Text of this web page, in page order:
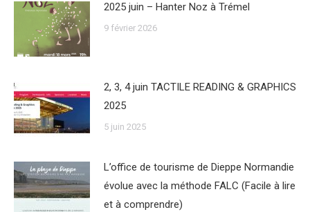
2025 juin – Hanter Noz à Trémel
9 février 2026
2, 3, 4 juin TACTILE READING & GRAPHICS
2025
5 juin 2025
L’office de tourisme de Dieppe Normandie
évolue avec la méthode FALC (Facile à lire
et à comprendre)